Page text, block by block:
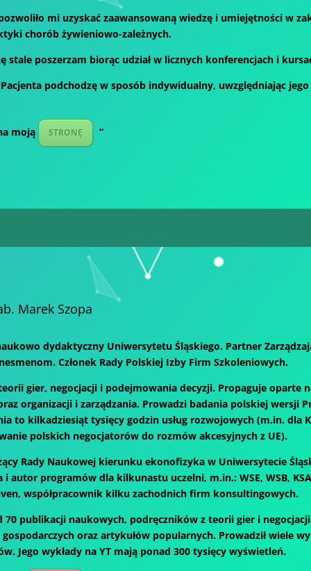
mi uzyskać zaawansowaną wiedzę i umiejętności w
chorób żywieniowo-zależnych.
stale poszerzam biorąc udział w licznych konferencjach i
podchodzę w sposób indywidualny, uwzględniając
moją STRONĘ ”
Marek Szopa
dydaktyczny Uniwersytetu Śląskiego. Partner
Członek Rady Polskiej Izby Firm Szkoleniowych.
gier, negocjacji i podejmowania decyzji. Propaguje oparte
organizacji i zarządzania. Prowadzi badania polskiej wersji
to kilkadziesiąt tysięcy godzin usług rozwojowych (m.in. dla
polskich negocjatorów do rozmów akcesyjnych z UE).
Rady Naukowej kierunku ekonofizyka w Uniwersytecie
i autor programów dla kilkunastu uczelni, m.in.: WSE, WSB,
współpracownik kilku zachodnich firm konsultingowych.
70 publikacji naukowych, podręczników z teorii gier i
oraz artykułów popularnych. Prowadził wiele
Jego wykłady na YT mają ponad 300 tysięcy wyświetleń.